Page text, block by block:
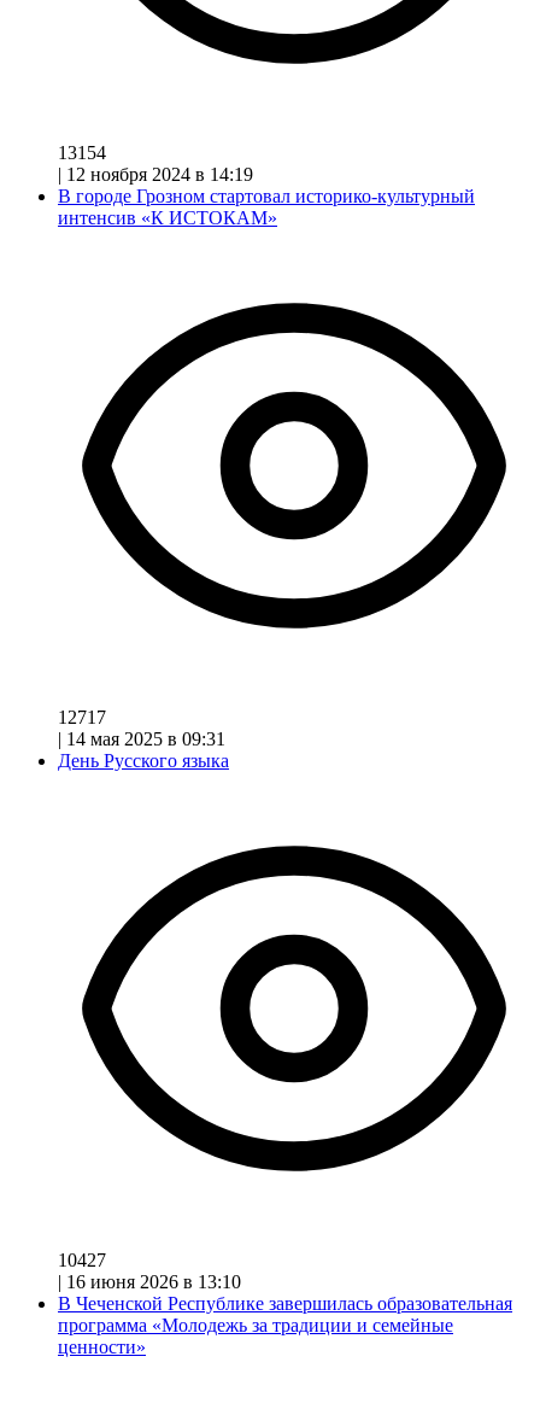
13154
| 12 ноября 2024 в 14:19
В городе Грозном стартовал историко-культурный
интенсив «К ИСТОКАМ»
12717
| 14 мая 2025 в 09:31
День Русского языка
10427
| 16 июня 2026 в 13:10
В Чеченской Республике завершилась образовательная
программа «Молодежь за традиции и семейные
ценности»